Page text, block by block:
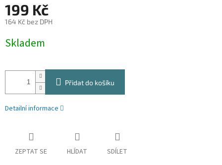
199 Kč
164 Kč bez DPH
cena:
Skladem
Přidat do košíku
Detailní informace
ZEPTAT SE HLÍDAT SDÍLET